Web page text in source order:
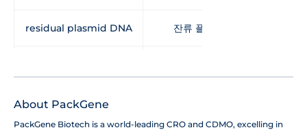
residual plasmid DNA 잔류 플라스미드 DNA
ITR integrity
About PackGene
PackGene Biotech is a world-leading CRO and CDMO, excelling in